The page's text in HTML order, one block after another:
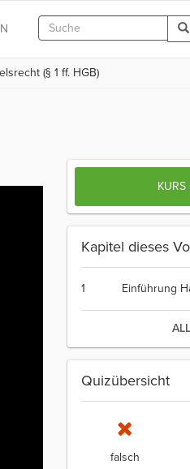
(§ 1 ff. HGB)
KURS
Kapitel dieses
1 Einführung
Quizübersicht
falsch